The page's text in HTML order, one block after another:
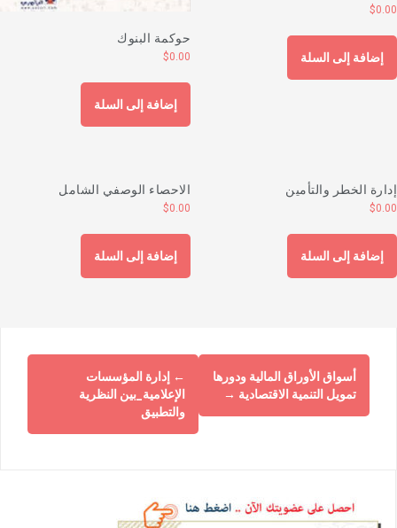
$
إضافة إلى السلة
حوكمة البنوك
$0.00
إضافة إلى السلة
الخطر والتأمين
$
إضافة إلى السلة
الاحصاء الوصفي الشامل
$0.00
إضافة إلى السلة
← إدارة المؤسسات
الإعلامية_بين النظرية
والتطبيق
أسواق الأوراق المالية ودورها
تمويل التنمية الاقتصادية →